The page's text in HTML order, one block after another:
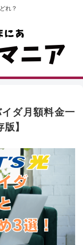
れ？
ダ月額料金一
】